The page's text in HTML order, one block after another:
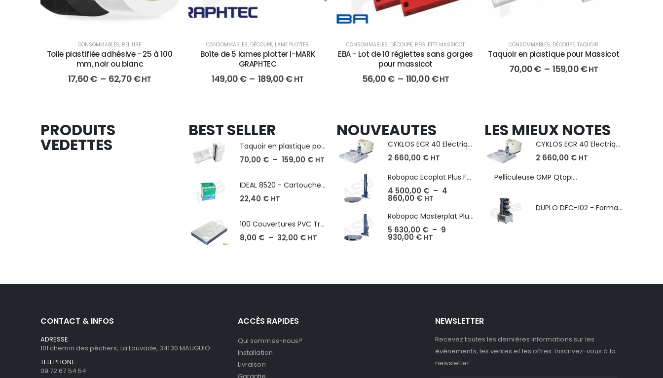
CONSOMMABLES, RELIURE
Toile plastifiée adhésive - 25 à 100
mm, noir ou blanc
17,60€ – 62,70€HT
CONSOMMABLES, DÉCOUPE, LAME PLOTTER
Boîte de 5 lames plotter I-MARK
GRAPHTEC
149,00€ – 189,00€HT
CONSOMMABLES, DÉCOUPE, RÉGLETTE MASSICOT
EBA - Lot de 10 réglettes sans gorges
pour massicot
56,00€ – 110,00€HT
CONSOMMABLES, DÉCOUPE, TAQUOIR
Taquoir en plastique pour Massicot
70,00€ – 159,00€HT
PRODUITS
VEDETTES
BEST SELLER
Taquoir en plastique pour Massicot
70,00 € – 159,00 € HT
IDEAL 8520 - Cartouche de 2000 agrafes
22,40 € HT
100 Couvertures PVC Transparent, Format A3-A4-A5
8,00 € – 32,00 € HT
NOUVEAUTES
CYKLOS ECR 40 Electrique - Format A3, plusieurs unités coupe
2 660,00 € HT
Robopac Ecoplat Plus FR/FRD, frein à tension mécanique
4 500,00 € – 4
860,00 € HT
Robopac Masterplat Plus - FRD/PGS, ?conomie et performance
5 630,00 € – 9
930,00 € HT
LES MIEUX NOTES
CYKLOS ECR 40 Electrique - Format A3, plusieurs unités coupe
2 660,00 € HT
Pelliculeuse GMP Qtopic 380 d'occasion
DUPLO DFC-102 - Format max. SRA3 - épaisseur de 50 à 130g/m
CONTACT & INFOS
ADRESSE:
101 chemin des pêchers, La Louvade, 34130 MAUGUIO
TELEPHONE:
09 72 67 54 54
ACCÈS RAPIDES
Qui sommes-nous?
Installation
Livraison
NEWSLETTER
Recevez toutes les dernières informations sur les
événements, les ventes et les offres. Inscrivez-vous à la
newsletter :